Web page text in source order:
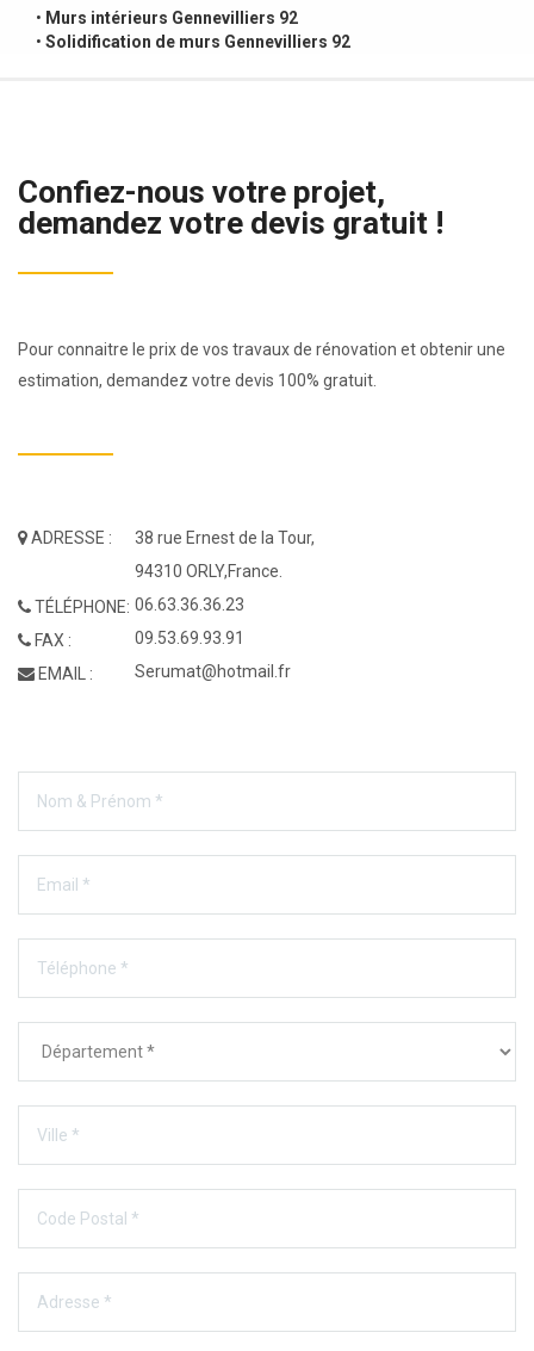
• Murs intérieurs Gennevilliers 92
• Solidification de murs Gennevilliers 92
Confiez-nous votre projet,
demandez votre devis gratuit !
Pour connaitre le prix de vos travaux de rénovation et obtenir une
estimation, demandez votre devis 100% gratuit.
ADRESSE :
TÉLÉPHONE:
FAX :
EMAIL :
38 rue Ernest de la Tour,
94310 ORLY,France.
06.63.36.36.23
09.53.69.93.91
Serumat@hotmail.fr